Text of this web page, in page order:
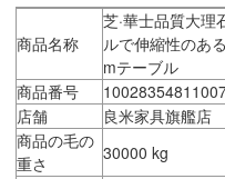
商品名称
芝·華士品質大
ルで伸縮性のあ
mテーブル
商品番号
店舗
良米家具旗艦店
商品の毛の
重さ
30000 kg